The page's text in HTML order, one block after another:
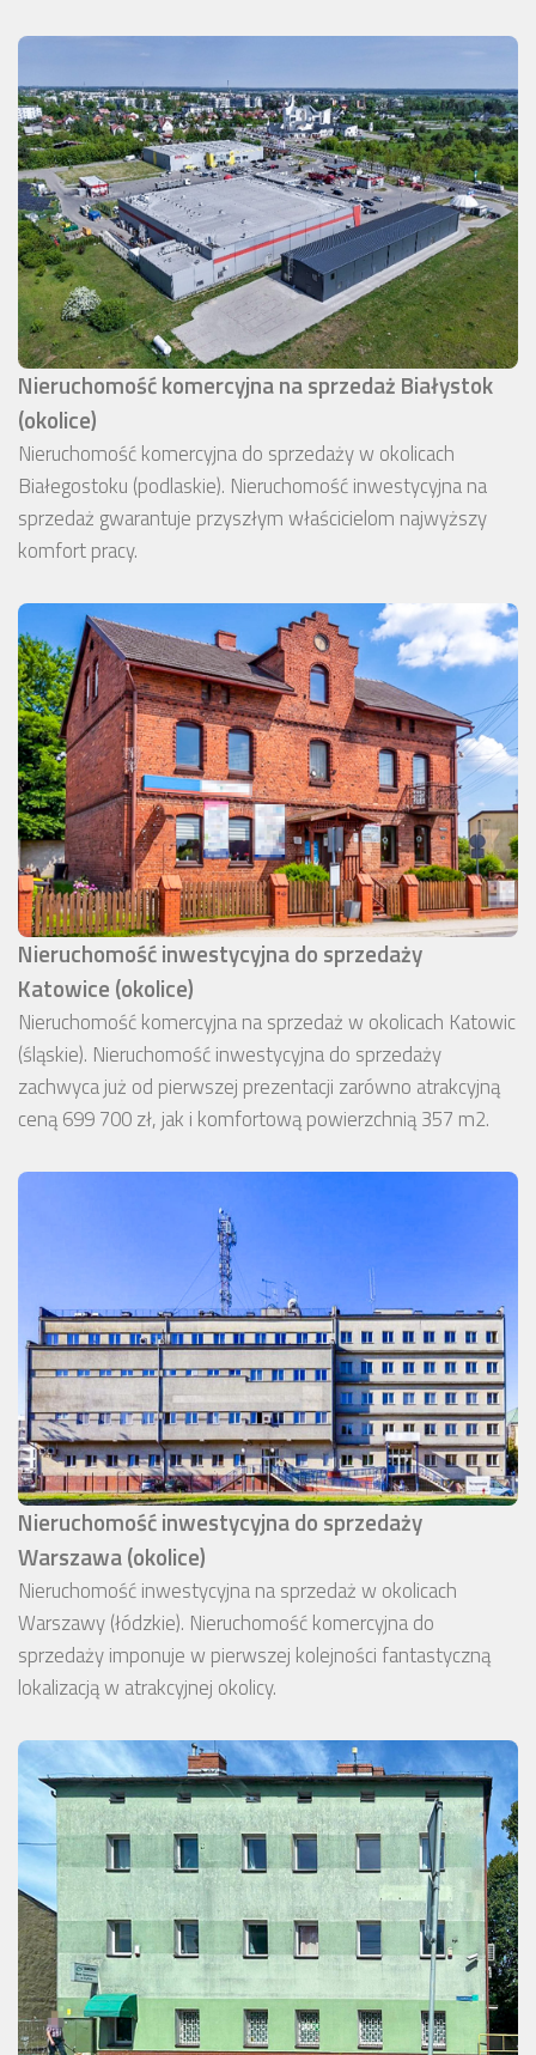
Nieruchomość komercyjna na sprzedaż Białystok
(okolice)
Nieruchomość komercyjna do sprzedaży w okolicach
Białegostoku (podlaskie). Nieruchomość inwestycyjna na
sprzedaż gwarantuje przyszłym właścicielom najwyższy
komfort pracy.
Nieruchomość inwestycyjna do sprzedaży
Katowice (okolice)
Nieruchomość komercyjna na sprzedaż w okolicach Katowic
(śląskie). Nieruchomość inwestycyjna do sprzedaży
zachwyca już od pierwszej prezentacji zarówno atrakcyjną
ceną 699 700 zł, jak i komfortową powierzchnią 357 m2.
Nieruchomość inwestycyjna do sprzedaży
Warszawa (okolice)
Nieruchomość inwestycyjna na sprzedaż w okolicach
Warszawy (łódzkie). Nieruchomość komercyjna do
sprzedaży imponuje w pierwszej kolejności fantastyczną
lokalizacją w atrakcyjnej okolicy.